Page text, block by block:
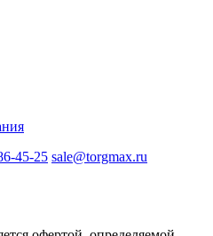
45-25 sale@torgmax.ru